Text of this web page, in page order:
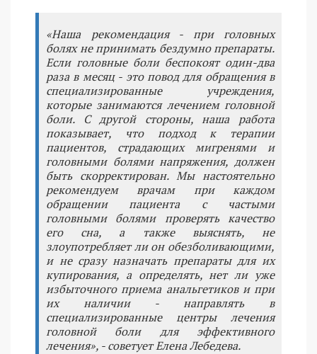
«Наша рекомендация - при головных
болях не принимать бездумно препараты.
Если головные боли беспокоят один-два
раза в месяц - это повод для обращения в
специализированные учреждения,
которые занимаются лечением головной
боли. С другой стороны, наша работа
показывает, что подход к терапии
пациентов, страдающих мигренями и
головными болями напряжения, должен
быть скорректирован. Мы настоятельно
рекомендуем врачам при каждом
обращении пациента с частыми
головными болями проверять качество
его сна, а также выяснять, не
злоупотребляет ли он обезболивающими,
и не сразу назначать препараты для их
купирования, а определять, нет ли уже
избыточного приема анальгетиков и при
их наличии - направлять в
специализированные центры лечения
головной боли для эффективного
лечения», - советует Елена Лебедева.